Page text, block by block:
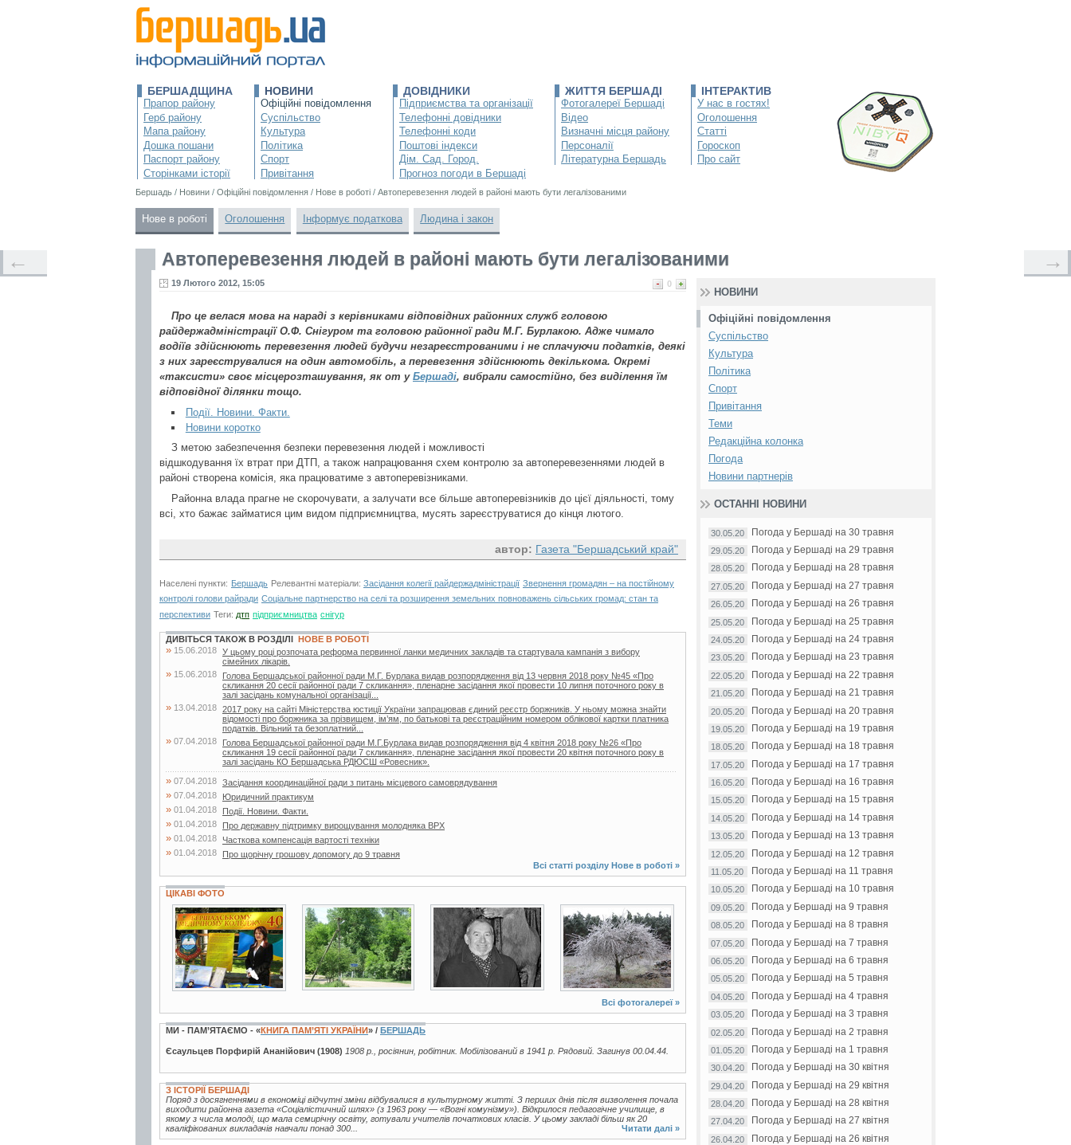
БЕРШАДЩИНА
Прапор району
Герб району
Мапа району
Дошка пошани
Паспорт району
Сторінками історії
НОВИНИ
Офіційні повідомлення
Суспільство
Культура
Політика
Спорт
Привітання
ДОВІДНИКИ
Підприємства та організації
Телефонні довідники
Телефонні коди
Поштові індекси
Дім. Сад. Город.
Прогноз погоди в Бершаді
ЖИТТЯ БЕРШАДІ
Фотогалереї Бершаді
Відео
Визначні місця району
Персоналії
Літературна Бершадь
ІНТЕРАКТИВ
У нас в гостях!
Оголошення
Статті
Гороскоп
Про сайт
Бершадь / Новини / Офіційні повідомлення / Нове в роботі / Автоперевезення людей в районі мають бути легалізованими
Нове в роботі Оголошення Інформує податкова Людина і закон
Автоперевезення людей в районі мають бути легалізованими
0
19 Лютого 2012, 15:05
Про це велася мова на нараді з керівниками відповідних районних служб головою
райдержадміністрації О.Ф. Снігуром та головою районної ради М.Г. Бурлакою. Адже чимало
водіїв здійснюють перевезення людей будучи незареєстрованими і не сплачуючи податків, деякі
з них зареєструвалися на один автомобіль, а перевезення здійснюють декількома. Окремі
«таксисти» своє місцерозташування, як от у Бершаді, вибрали самостійно, без виділення їм
відповідної ділянки тощо.
Події. Новини. Факти.
Новини коротко
З метою забезпечення безпеки перевезення людей і можливості
відшкодування їх втрат при ДТП, а також напрацювання схем контролю за автоперевезеннями людей в
районі створена комісія, яка працюватиме з автоперевізниками.
Районна влада прагне не скорочувати, а залучати все більше автоперевізників до цієї діяльності, тому
всі, хто бажає займатися цим видом підприємництва, мусять зареєструватися до кінця лютого.
автор: Газета "Бершадський край"
Населені пункти: Бершадь Релевантні матеріали: Засідання колегії райдержадміністрації Звернення громадян – на постійному
контролі голови райради Соціальне партнерство на селі та розширення земельних повноважень сільських громад: стан та
перспективи Теги: дтп підприємництва снігур
← →
ДИВІТЬСЯ ТАКОЖ В РОЗДІЛІ НОВЕ В РОБОТІ
» 15.06.2018 У цьому році розпочата реформа первинної ланки медичних закладів та стартувала кампанія з вибору
сімейних лікарів.
» 15.06.2018
Голова Бершадської районної ради М.Г. Бурлака видав розпорядження від 13 червня 2018 року №45 «Про
скликання 20 сесії районної ради 7 скликання», пленарне засідання якої провести 10 липня поточного року в
залі засідань комунальної організації...
» 13.04.2018 2017 року на сайті Міністерства юстиції України запрацював єдиний реєстр боржників. У ньому можна знайти
відомості про боржника за прізвищем, ім’ям, по батькові та реєстраційним номером облікової картки платника
податків. Вільний та безоплатний...
» 07.04.2018
Голова Бершадської районної ради М.Г.Бурлака видав розпорядження від 4 квітня 2018 року №26 «Про
скликання 19 сесії районної ради 7 скликання», пленарне засідання якої провести 20 квітня поточного року в
залі засідань КО Бершадська РДЮСШ «Ровесник».
» 07.04.2018 Засідання координаційної ради з питань місцевого самоврядування
» 07.04.2018 Юридичний практикум
» 01.04.2018 Події. Новини. Факти.
» 01.04.2018 Про державну підтримку вирощування молодняка ВРХ
» 01.04.2018 Часткова компенсація вартості техніки
» 01.04.2018
Про щорічну грошову допомогу до 9 травня
Всі статті розділу Нове в роботі »
ЦІКАВІ ФОТО
3 фото 7 фото 4 фото 21 фото
Всі фотогалереї »
МИ - ПАМ’ЯТАЄМО - «КНИГА ПАМ’ЯТІ УКРАЇНИ» / БЕРШАДЬ
Єсаульцев Порфирій Ананійович (1908) 1908 р., росіянин, робітник. Мобілізований в 1941 р. Рядовий. Загинув 00.04.44.
З ІСТОРІЇ БЕРШАДІ
Поряд з досягненнями в економіці відчутні зміни відбувалися в культурному житті. З перших днів після визволення почала
виходити районна газета «Соціалістичний шлях» (з 1963 року — «Вогні комунізму»). Відкрилося педагогічне училище, в
якому з числа молоді, що мала семирічну освіту, готували учителів початкових класів. У цьому закладі більш як 20
кваліфікованих викладачів навчали понад 300...
Читати далі »
НОВИНИ
Офіційні повідомлення
Суспільство
Культура
Політика
Спорт
Привітання
Теми
Редакційна колонка
Погода
Новини партнерів
ОСТАННІ НОВИНИ
30.05.20 Погода у Бершаді на 30 травня
29.05.20 Погода у Бершаді на 29 травня
28.05.20 Погода у Бершаді на 28 травня
27.05.20 Погода у Бершаді на 27 травня
26.05.20 Погода у Бершаді на 26 травня
25.05.20 Погода у Бершаді на 25 травня
24.05.20 Погода у Бершаді на 24 травня
23.05.20 Погода у Бершаді на 23 травня
22.05.20 Погода у Бершаді на 22 травня
21.05.20 Погода у Бершаді на 21 травня
20.05.20 Погода у Бершаді на 20 травня
19.05.20 Погода у Бершаді на 19 травня
18.05.20 Погода у Бершаді на 18 травня
17.05.20 Погода у Бершаді на 17 травня
16.05.20 Погода у Бершаді на 16 травня
15.05.20 Погода у Бершаді на 15 травня
14.05.20 Погода у Бершаді на 14 травня
13.05.20 Погода у Бершаді на 13 травня
12.05.20 Погода у Бершаді на 12 травня
11.05.20 Погода у Бершаді на 11 травня
10.05.20 Погода у Бершаді на 10 травня
09.05.20 Погода у Бершаді на 9 травня
08.05.20 Погода у Бершаді на 8 травня
07.05.20 Погода у Бершаді на 7 травня
06.05.20 Погода у Бершаді на 6 травня
05.05.20 Погода у Бершаді на 5 травня
04.05.20 Погода у Бершаді на 4 травня
03.05.20 Погода у Бершаді на 3 травня
02.05.20 Погода у Бершаді на 2 травня
01.05.20 Погода у Бершаді на 1 травня
30.04.20 Погода у Бершаді на 30 квітня
29.04.20 Погода у Бершаді на 29 квітня
28.04.20 Погода у Бершаді на 28 квітня
27.04.20 Погода у Бершаді на 27 квітня
26.04.20 Погода у Бершаді на 26 квітня